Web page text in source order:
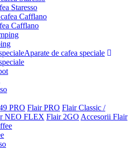
Staresso
Cafflano
Aparate de cafea speciale
PRO Flair PRO Flair Classic /
NEO FLEX Flair 2GO Accesorii Flair